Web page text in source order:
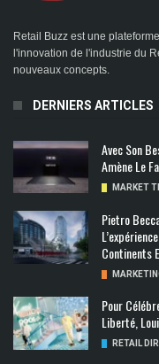
Retail Buzz est une
l'innovation de l'industrie du
nouveaux concepts.
DERNIERS ARTICLES
Avec Son
Amène Le
MARKET
Pietro
Continents
Pour
Liberté,
RETAIL